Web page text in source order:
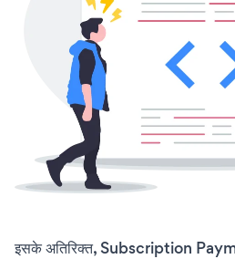
इसके अतिरिक्त, Subscription